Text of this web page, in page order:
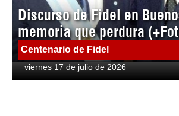
Discurso de Fidel en
memoria que perdura
Centenario de Fidel
viernes 17 de julio de 2026